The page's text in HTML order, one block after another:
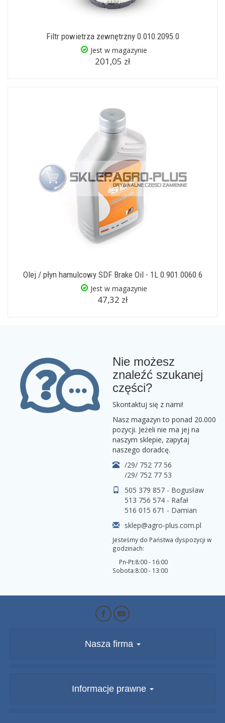
Filtr powietrza zewnętrzny 0.010.2095.0
Jest w magazynie
201,05 zł
Olej / płyn hamulcowy SDF Brake Oil - 1L 0.901.0060.6
Jest w magazynie
47,32 zł
Nie możesz
znaleźć szukanej
części?
Skontaktuj się z nami!
Nasz magazyn to ponad 20.000
pozycji. Jeżeli nie ma jej na
naszym sklepie, zapytaj
naszego doradcę.
/29/ 752 77 56
/29/ 752 77 53
505 379 857 - Bogusław
513 756 574 - Rafał
516 015 671 - Damian
sklep@agro-plus.com.pl
Jesteśmy do Państwa dyspozycji w
godzinach:
Pn-Pt:
Sobota:
8:00 - 16:00
8:00 - 13:00
Nasza firma
Informacje prawne